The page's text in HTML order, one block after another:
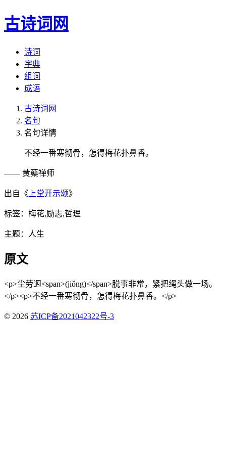
古诗词网
诗词
字典
组词
成语
古诗词网
名句
名句详情
不经一番寒彻骨，怎得梅花扑鼻香。
—— 黄蘖禅师
出自《 上堂开示颂》
标签：梅花,励志,哲理
主题：人生
原文
<p>尘劳迥<span>(jiǒng)</span>脱事非常，紧把绳头做一场。
</p><p>不经一番寒彻骨，怎得梅花扑鼻香。</p>
© 2026 苏ICP备2021042322号-3